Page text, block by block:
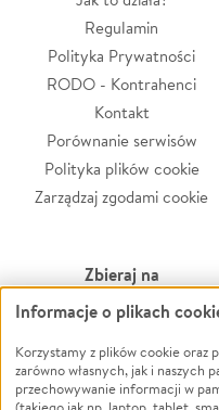
Regulamin
Polityka Prywatności
RODO - Kontrahenci
Kontakt
Porównanie serwisów
Polityka plików cookie
Zarządzaj zgodami cookie
Zbieraj na
Leczenie
Zwierzęta
Pożar
Informacje o plikach
Korzystamy z plików cookie oraz
zarówno własnych, jak i naszych
przechowywanie informacji w